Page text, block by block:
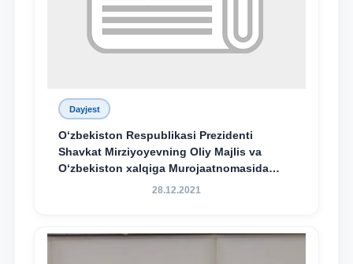
Dayjest
O‘zbekiston Respublikasi Prezidenti
Shavkat Mirziyoyevning Oliy Majlis va
O‘zbekiston xalqiga Murojaatnomasida
belgilangan vazifalar mazmun-mohiyatini
dayjesti
28.12.2021